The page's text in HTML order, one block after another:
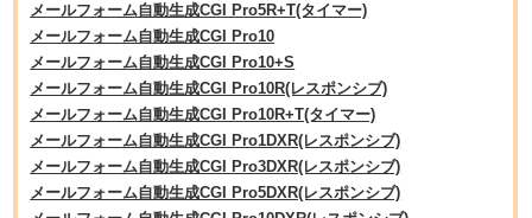
メールフォーム自動生成CGI Pro5R+T(タイマー)
メールフォーム自動生成CGI Pro10
メールフォーム自動生成CGI Pro10+S
メールフォーム自動生成CGI Pro10R(レスポンシブ)
メールフォーム自動生成CGI Pro10R+T(タイマー)
メールフォーム自動生成CGI Pro1DXR(レスポンシブ)
メールフォーム自動生成CGI Pro3DXR(レスポンシブ)
メールフォーム自動生成CGI Pro5DXR(レスポンシブ)